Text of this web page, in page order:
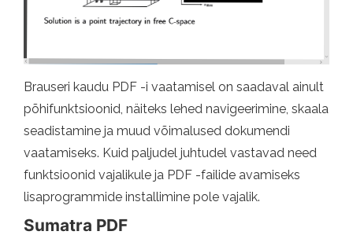
Brauseri kaudu PDF -i vaatamisel on saadaval ainult
põhifunktsioonid, näiteks lehed navigeerimine, skaala
seadistamine ja muud võimalused dokumendi
vaatamiseks. Kuid paljudel juhtudel vastavad need
funktsioonid vajalikule ja PDF -failide avamiseks
lisaprogrammide installimine pole vajalik.
Sumatra PDF